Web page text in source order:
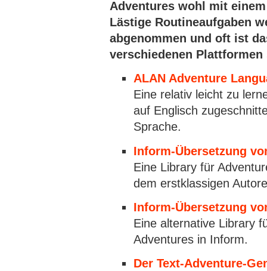
Adventures wohl mit
Lästige Routineaufgaben
abgenommen und oft ist
verschiedenen Plattformen
ALAN Adventure
Eine relativ leicht zu
auf Englisch
Sprache.
Inform-Übersetzung
Eine Library für
dem erstklassigen
Inform-Übersetzung
Eine alternative Library
Adventures in Inform.
Der Text-Adventure-